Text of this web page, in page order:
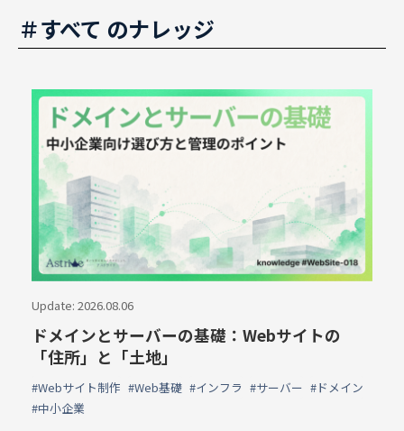
＃すべて のナレッジ
Update: 2026.08.06
ドメインとサーバーの基礎：Webサイトの
「住所」と「土地」
#Webサイト制作 #Web基礎 #インフラ #サーバー #ドメイン
#中小企業